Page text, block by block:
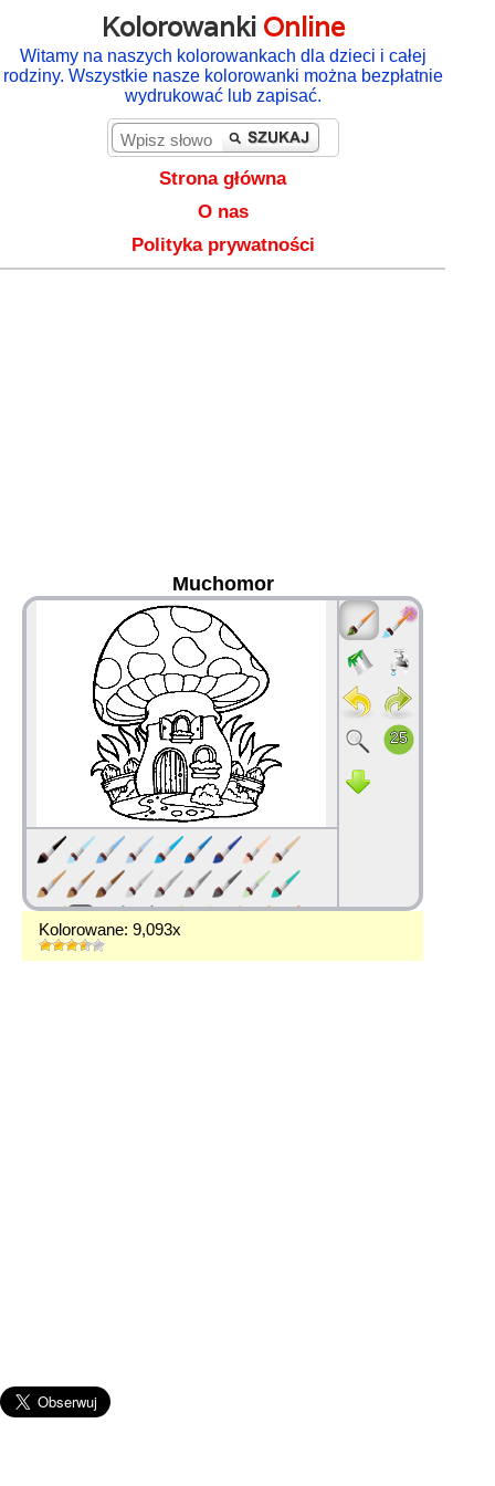
Kolorowanki Online
Witamy na naszych kolorowankach dla dzieci i całej
rodziny. Wszystkie nasze kolorowanki można bezpłatnie
wydrukować lub zapisać.
Strona główna
O nas
Polityka prywatności
Muchomor
Kolorowane: 9,093x